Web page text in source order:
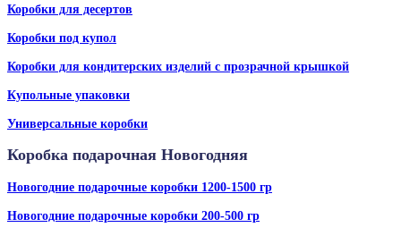
Коробки для десертов
Коробки под купол
Коробки для кондитерских изделий с прозрачной крышкой
Купольные упаковки
Универсальные коробки
Коробка подарочная Новогодняя
Новогодние подарочные коробки 1200-1500 гр
Новогодние подарочные коробки 200-500 гр